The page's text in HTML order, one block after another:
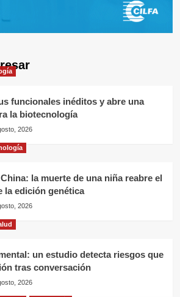
funcionales inéditos y abre una
la biotecnología
2026
la muerte de una niña reabre el
la edición genética
2026
un estudio detecta riesgos que
tras conversación
2026